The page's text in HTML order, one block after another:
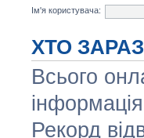
Ім'я користувача:
ХТО
Всього
Рекорд